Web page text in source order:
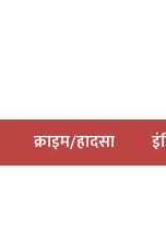
क्राइम/हादसा